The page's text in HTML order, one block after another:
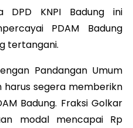
DPD KNPI Badung ini
PDAM Badung
tertangani.
Pandangan Umum
harus segera memberikn
Badung. Fraksi Golkar
modal mencapai Rp